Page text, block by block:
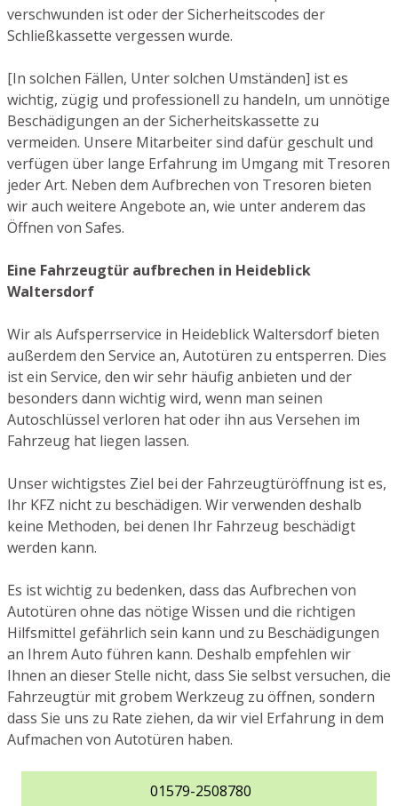
verschwunden ist oder der Sicherheitscodes der
Schließkassette vergessen wurde.
[In solchen Fällen, Unter solchen Umständen] ist es
wichtig, zügig und professionell zu handeln, um unnötige
Beschädigungen an der Sicherheitskassette zu
vermeiden. Unsere Mitarbeiter sind dafür geschult und
verfügen über lange Erfahrung im Umgang mit Tresoren
jeder Art. Neben dem Aufbrechen von Tresoren bieten
wir auch weitere Angebote an, wie unter anderem das
Öffnen von Safes.
Eine Fahrzeugtür aufbrechen in Heideblick
Waltersdorf
Wir als Aufsperrservice in Heideblick Waltersdorf bieten
außerdem den Service an, Autotüren zu entsperren. Dies
ist ein Service, den wir sehr häufig anbieten und der
besonders dann wichtig wird, wenn man seinen
Autoschlüssel verloren hat oder ihn aus Versehen im
Fahrzeug hat liegen lassen.
Unser wichtigstes Ziel bei der Fahrzeugtüröffnung ist es,
Ihr KFZ nicht zu beschädigen. Wir verwenden deshalb
keine Methoden, bei denen Ihr Fahrzeug beschädigt
werden kann.
Es ist wichtig zu bedenken, dass das Aufbrechen von
Autotüren ohne das nötige Wissen und die richtigen
Hilfsmittel gefährlich sein kann und zu Beschädigungen
an Ihrem Auto führen kann. Deshalb empfehlen wir
Ihnen an dieser Stelle nicht, dass Sie selbst versuchen, die
Fahrzeugtür mit grobem Werkzeug zu öffnen, sondern
dass Sie uns zu Rate ziehen, da wir viel Erfahrung in dem
Aufmachen von Autotüren haben.
01579-2508780